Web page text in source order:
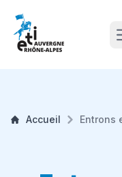
Accueil Entrons